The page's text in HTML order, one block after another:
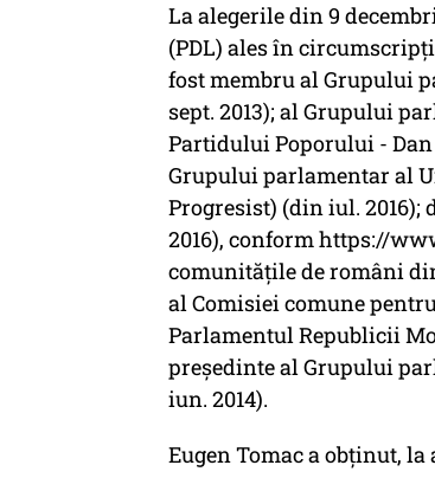
La alegerile din 9
(PDL) ales în
fost membru al Grupului
sept. 2013); al Grupului
Partidului Poporului - Dan
Grupului parlamentar al
Progresist) (din iul. 2016);
2016), conform https://
comunitățile de români
al Comisiei comune
Parlamentul Republicii
președinte al Grupului
iun. 2014).
Eugen Tomac a obținut,